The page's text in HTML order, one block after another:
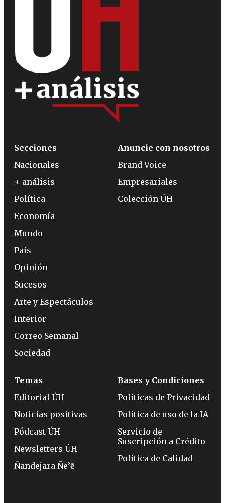
Secciones
Nacionales
+ análisis
Política
Economía
Mundo
País
Opinión
Sucesos
Arte y Espectáculos
Interior
Correo Semanal
Sociedad
Anuncie con nosotros
Brand Voice
Empresariales
Colección ÚH
Temas
Editorial ÚH
Noticias positivas
Pódcast ÚH
Newsletters ÚH
Ñandejara Ñe’ẽ
Bases y Condiciones
Políticas de Privacidad
Política de uso de la IA
Servicio de
Suscripción a Crédito
Política de Calidad